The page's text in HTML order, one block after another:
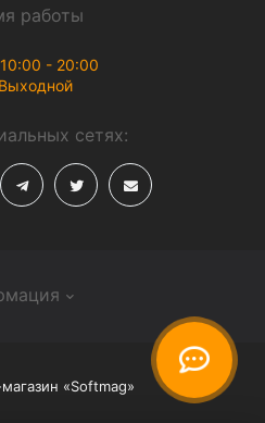
работы
- 20:00
сетях:
«Softmag»